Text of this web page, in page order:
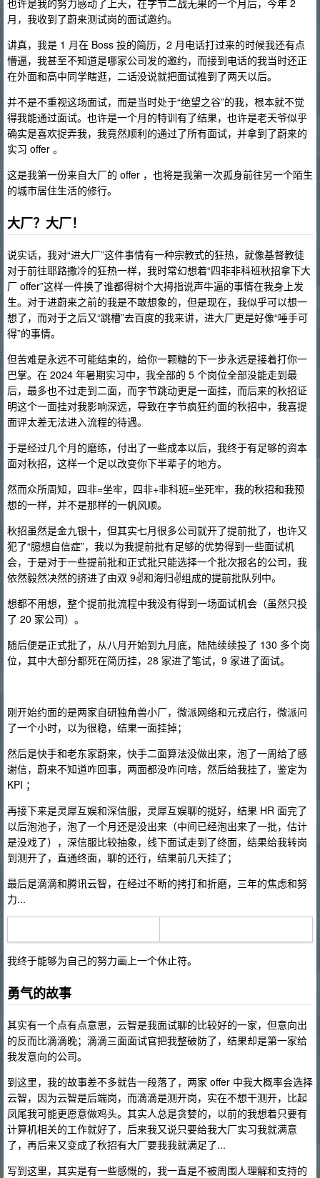
月，我收到了蔚来测试岗的面试邀约。
讲真，我是 1 月在 Boss 投的简历，2 月电话打过来的时候我还有点
懵逼，我甚至不知道是哪家公司发的邀约，而接到电话的我当时还正
在外面和高中同学瞎逛，二话没说就把面试推到了两天以后。
并不是不重视这场面试，而是当时处于“绝望之谷”的我，根本就不觉
得我能通过面试。也许是一个月的特训有了结果，也许是老天爷似乎
确实是喜欢捉弄我，我竟然顺利的通过了所有面试，并拿到了蔚来的
实习 offer 。
这是我第一份来自大厂的 offer ，也将是我第一次孤身前往另一个陌生
的城市居住生活的修行。
大厂？大厂！
说实话，我对“进大厂”这件事情有一种宗教式的狂热，就像基督教徒
对于前往耶路撒冷的狂热一样，我时常幻想着“四非非科班秋招拿下大
厂 offer”这样一件换了谁都得树个大拇指说声牛逼的事情在我身上发
生。对于进蔚来之前的我是不敢想象的，但是现在，我似乎可以想一
想了，而对于之后又“跳槽”去百度的我来讲，进大厂更是好像“唾手可
得”的事情。
但苦难是永远不可能结束的，给你一颗糖的下一步永远是接着打你一
巴掌。在 2024 年暑期实习中，我全部的 5 个岗位全部没能走到最
后，最多也不过走到二面，而字节跳动更是一面挂，而后来的秋招证
明这个一面挂对我影响深远，导致在字节疯狂约面的秋招中，我喜提
面评太差无法进入流程的待遇。
于是经过几个月的磨练，付出了一些成本以后，我终于有足够的资本
面对秋招，这样一个足以改变你下半辈子的地方。
然而众所周知，四非=坐牢，四非+非科班=坐死牢，我的秋招和我预
想的一样，并不是那样的一帆风顺。
秋招虽然是金九银十，但其实七月很多公司就开了提前批了，也许又
犯了“臆想自信症”，我以为我提前批有足够的优势得到一些面试机
会，于是对于一些提前批和正式批只能选择一个批次报名的公司，我
依然毅然决然的挤进了由双 9✌和海归✌组成的提前批队列中。
想都不用想，整个提前批流程中我没有得到一场面试机会（虽然只投
了 20 家公司）。
随后便是正式批了，从八月开始到九月底，陆陆续续投了 130 多个岗
位，其中大部分都死在简历挂，28 家进了笔试，9 家进了面试。
刚开始约面的是两家自研独角兽小厂，微派网络和元戎启行，微派问
了一个小时，以为很稳，结果一面挂掉；
然后是快手和老东家蔚来，快手二面算法没做出来，泡了一周给了感
谢信，蔚来不知道咋回事，两面都没咋问啥，然后给我挂了，鉴定为
KPI ；
再接下来是灵犀互娱和深信服，灵犀互娱聊的挺好，结果 HR 面完了
以后泡池子，泡了一个月还是没出来（中间已经泡出来了一批，估计
是没戏了），深信服比较抽象，线下面试走到了终面，结果给我转岗
到测开了，直通终面，聊的还行，结果前几天挂了；
最后是滴滴和腾讯云智，在经过不断的拷打和折磨，三年的焦虑和努
力...
我终于能够为自己的努力画上一个休止符。
勇气的故事
其实有一个点有点意思，云智是我面试聊的比较好的一家，但意向出
的反而比滴滴晚；滴滴三面面试官把我整破防了，结果却是第一家给
我发意向的公司。
到这里，我的故事差不多就告一段落了，两家 offer 中我大概率会选择
云智，因为云智是后端岗，而滴滴是测开岗，实在不想干测开，比起
凤尾我可能更愿意做鸡头。其实人总是贪婪的，以前的我想着只要有
计算机相关的工作就好了，后来我又说只要给我大厂实习我就满意
了，再后来又变成了秋招有大厂要我我就满足了...
写到这里，其实是有一些感慨的，我一直是不被周围人理解和支持的